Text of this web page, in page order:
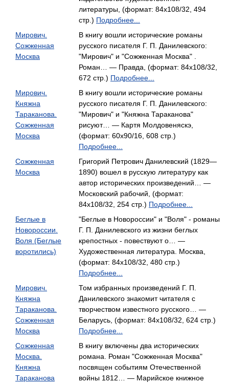
литературы, (формат: 84x108/32, 494
стр.) Подробнее...
Мирович.
Сожженная
Москва
В книгу вошли исторические романы
русского писателя Г. П. Данилевского:
"Мирович" и "Сожженная Москва" .
Роман… — Правда, (формат: 84x108/32,
672 стр.) Подробнее...
Мирович.
Княжна
Тараканова.
Сожженная
Москва
В книгу вошли исторические романы
русского писателя Г. П. Данилевского:
"Мирович" и "Княжна Тараканова"
рисуют… — Картя Молдовеняскэ,
(формат: 60x90/16, 608 стр.)
Подробнее...
Сожженная
Москва
Григорий Петрович Данилевский (1829—
1890) вошел в русскую литературу как
автор исторических произведений… —
Московский рабочий, (формат:
84x108/32, 254 стр.) Подробнее...
Беглые в
Новороссии.
Воля (Беглые
воротились)
"Беглые в Новороссии" и "Воля" - романы
Г. П. Данилевского из жизни беглых
крепостных - повествуют о… —
Художественная литература. Москва,
(формат: 84x108/32, 480 стр.)
Подробнее...
Мирович.
Княжна
Тараканова.
Сожженная
Москва
Том избранных произведений Г. П.
Данилевского знакомит читателя с
творчеством известного русского… —
Беларусь, (формат: 84x108/32, 624 стр.)
Подробнее...
Сожженная
Москва.
Княжна
Тараканова
В книгу включены два исторических
романа. Роман "Сожженная Москва"
посвящен событиям Отечественной
войны 1812… — Марийское книжное